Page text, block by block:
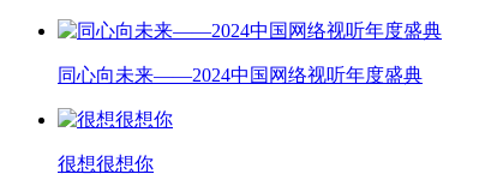
同心向未来——2024中国网络视听年度盛典
很想很想你